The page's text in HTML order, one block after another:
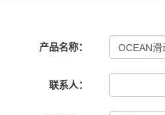
产品名称：
联系人：